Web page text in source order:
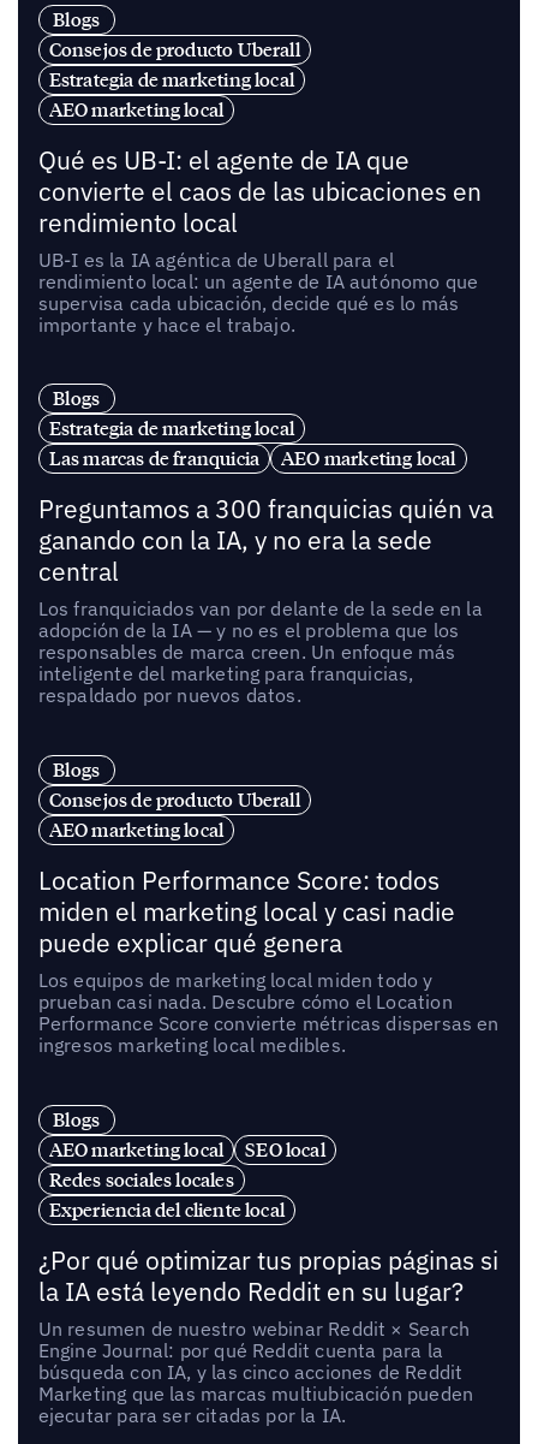
Blogs
Consejos de producto Uberall
Estrategia de marketing local
AEO marketing local
Qué es UB-I: el agente de IA que
convierte el caos de las ubicaciones en
rendimiento local
UB-I es la IA agéntica de Uberall para el
rendimiento local: un agente de IA autónomo que
supervisa cada ubicación, decide qué es lo más
importante y hace el trabajo.
Blogs
Estrategia de marketing local
Las marcas de franquicia
AEO marketing local
Preguntamos a 300 franquicias quién va
ganando con la IA, y no era la sede
central
Los franquiciados van por delante de la sede en la
adopción de la IA — y no es el problema que los
responsables de marca creen. Un enfoque más
inteligente del marketing para franquicias,
respaldado por nuevos datos.
Blogs
Consejos de producto Uberall
AEO marketing local
Location Performance Score: todos
miden el marketing local y casi nadie
puede explicar qué genera
Los equipos de marketing local miden todo y
prueban casi nada. Descubre cómo el Location
Performance Score convierte métricas dispersas en
ingresos marketing local medibles.
Blogs
AEO marketing local
SEO local
Redes sociales locales
Experiencia del cliente local
¿Por qué optimizar tus propias páginas si
la IA está leyendo Reddit en su lugar?
Un resumen de nuestro webinar Reddit × Search
Engine Journal: por qué Reddit cuenta para la
búsqueda con IA, y las cinco acciones de Reddit
Marketing que las marcas multiubicación pueden
ejecutar para ser citadas por la IA.